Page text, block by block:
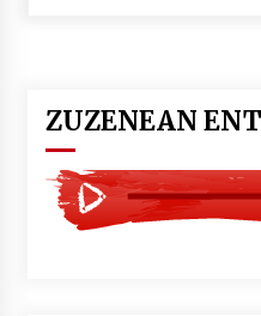
Larunbatean
da
2026/07/07
ZUZENEAN